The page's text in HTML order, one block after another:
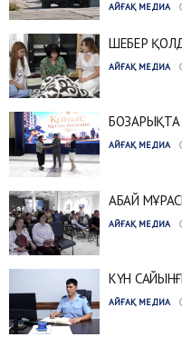
АЙҒАҚ МЕДИА
ШЕБЕР
АЙҒАҚ МЕДИА
АЙҒАҚ МЕДИА
АБАЙ
АЙҒАҚ МЕДИА
КҮН
АЙҒАҚ МЕДИА